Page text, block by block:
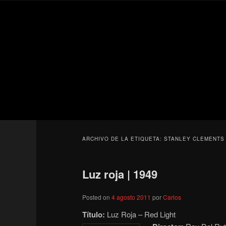
ARCHIVO DE LA ETIQUETA:STANLEY CLEMENTS
Luz roja | 1949
Posted on4 agosto 2011 porCarlos
Título: Luz Roja – Red Light